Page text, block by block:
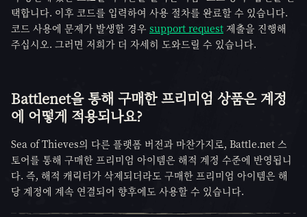
택합니다. 이후 코드를 입력하여 사용 절차를 완료할 수 있습니다.
코드 사용에 문제가 발생할 경우 support request 제출을 진행해
주십시오. 그러면 저희가 더 자세히 도와드릴 수 있습니다.
Battlenet을 통해 구매한 프리미엄 상품은 계정
에 어떻게 적용되나요?
Sea of Thieves의 다른 플랫폼 버전과 마찬가지로, Battle.net 스
토어를 통해 구매한 프리미엄 아이템은 해적 계정 수준에 반영됩니
다. 즉, 해적 캐릭터가 삭제되더라도 구매한 프리미엄 아이템은 해
당 계정에 계속 연결되어 향후에도 사용할 수 있습니다.